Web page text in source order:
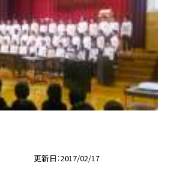
更新日 2017/02/17